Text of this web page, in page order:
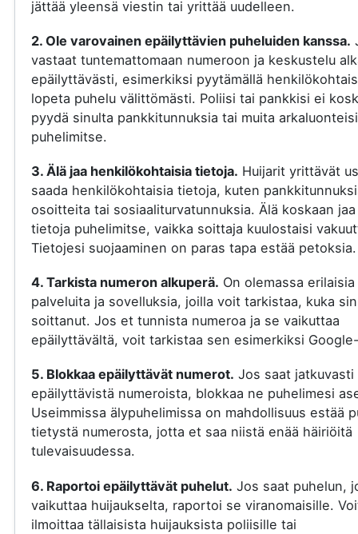
jättää yleensä viestin tai yrittää uudelleen.
2. Ole varovainen epäilyttävien puheluiden kanssa.
vastaat tuntemattomaan numeroon ja keskustelu
epäilyttävästi, esimerkiksi pyytämällä
lopeta puhelu välittömästi. Poliisi tai pankkisi ei
pyydä sinulta pankkitunnuksia tai muita
puhelimitse.
3. Älä jaa henkilökohtaisia tietoja. Huijarit yrittävät
saada henkilökohtaisia tietoja, kuten
osoitteita tai sosiaaliturvatunnuksia. Älä koskaan
tietoja puhelimitse, vaikka soittaja kuulostaisi
Tietojesi suojaaminen on paras tapa estää petoksia.
4. Tarkista numeron alkuperä. On olemassa erilaisia
palveluita ja sovelluksia, joilla voit tarkistaa, kuka
soittanut. Jos et tunnista numeroa ja se vaikuttaa
epäilyttävältä, voit tarkistaa sen esimerkiksi
5. Blokkaa epäilyttävät numerot. Jos saat jatkuvasti
epäilyttävistä numeroista, blokkaa ne puhelimesi
Useimmissa älypuhelimissa on mahdollisuus estää
tietystä numerosta, jotta et saa niistä enää häiriöitä
tulevaisuudessa.
6. Raportoi epäilyttävät puhelut. Jos saat puhelun,
vaikuttaa huijaukselta, raportoi se viranomaisille.
ilmoittaa tällaisista huijauksista poliisille tai